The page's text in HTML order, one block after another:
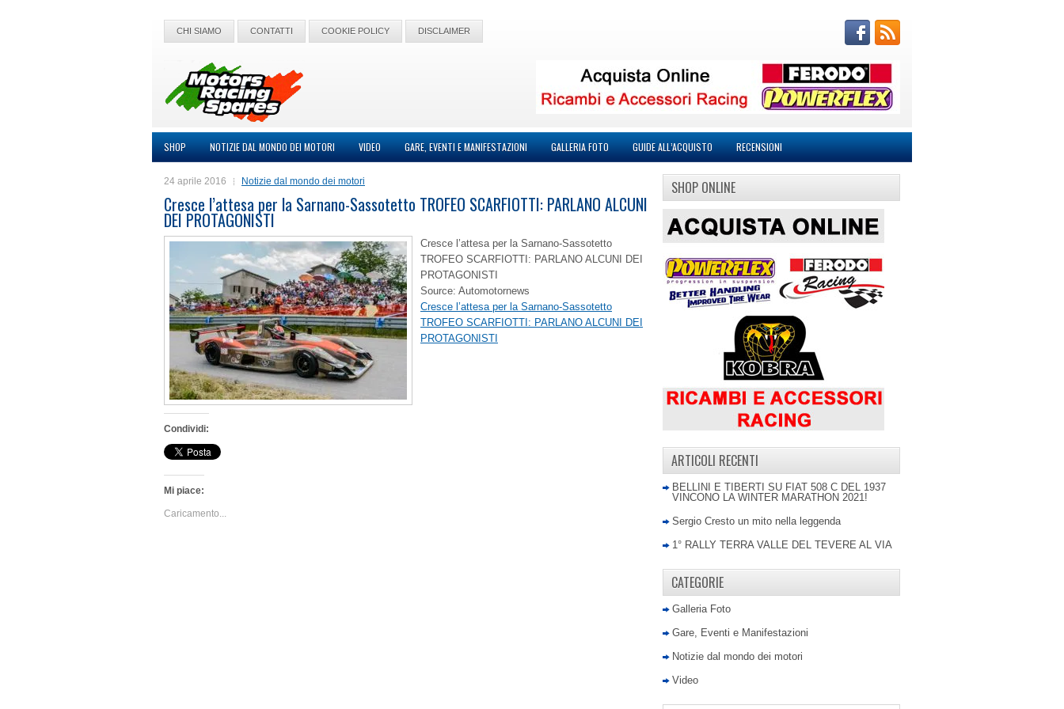
CHI SIAMO CONTATTI COOKIE POLICY DISCLAIMER
SHOP NOTIZIE DAL MONDO DEI MOTORI VIDEO GARE, EVENTI E MANIFESTAZIONI GALLERIA FOTO GUIDE ALL’ACQUISTO RECENSIONI
24 aprile 2016 Notizie dal mondo dei motori
Cresce l’attesa per la Sarnano-Sassotetto TROFEO SCARFIOTTI: PARLANO ALCUNI
DEI PROTAGONISTI
Cresce l’attesa per la Sarnano-Sassotetto
TROFEO SCARFIOTTI: PARLANO ALCUNI DEI
PROTAGONISTI
Source: Automotornews
Cresce l’attesa per la Sarnano-Sassotetto
TROFEO SCARFIOTTI: PARLANO ALCUNI DEI
PROTAGONISTI
Condividi:
Mi piace:
Caricamento...
SHOP ONLINE
ARTICOLI RECENTI
BELLINI E TIBERTI SU FIAT 508 C DEL 1937
VINCONO LA WINTER MARATHON 2021!
Sergio Cresto un mito nella leggenda
1° RALLY TERRA VALLE DEL TEVERE AL VIA
CATEGORIE
Galleria Foto
Gare, Eventi e Manifestazioni
Notizie dal mondo dei motori
Video